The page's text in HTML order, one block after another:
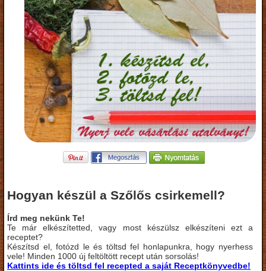
Hogyan készül a Szőlős csirkemell?
Írd meg nekünk Te!
Te már elkészítetted, vagy most készülsz elkészíteni ezt a
receptet?
Készítsd el, fotózd le és töltsd fel honlapunkra, hogy nyerhess
vele! Minden 1000 új feltöltött recept után sorsolás!
Kattints ide és töltsd fel recepted a saját Receptkönyvedbe!